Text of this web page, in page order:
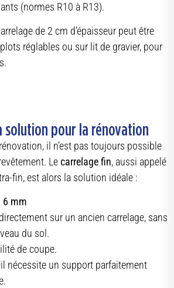
(normes R10 à R13).
de 2 cm d’épaisseur peut être
réglables ou sur lit de gravier, pour
solution pour la rénovation
il n’est pas toujours possible
Lecarrelage fin, aussi appelé
fin, est alors la solution idéale :
6 mm
sur un ancien carrelage, sans
du sol.
de coupe.
nécessite un support parfaitement